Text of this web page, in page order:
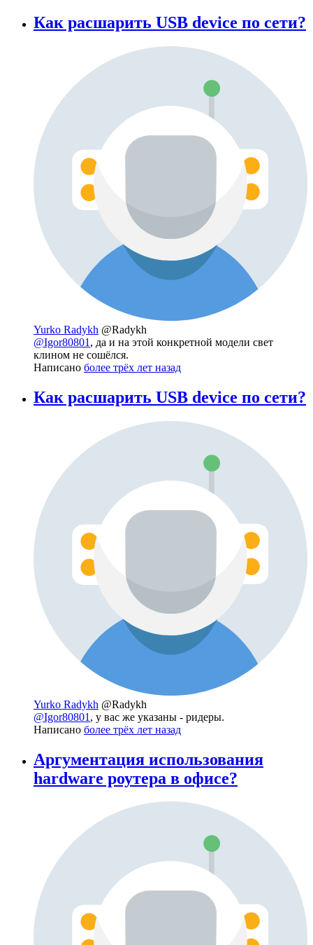
Как расшарить USB device по сети?
Yurko Radykh @Radykh
@Igor80801 , да и на этой конкретной модели свет
клином не сошёлся.
Написано более трёх лет назад
Как расшарить USB device по сети?
Yurko Radykh @Radykh
@Igor80801 , у вас же указаны - ридеры.
Написано более трёх лет назад
Аргументация использования
hardware роутера в офисе?